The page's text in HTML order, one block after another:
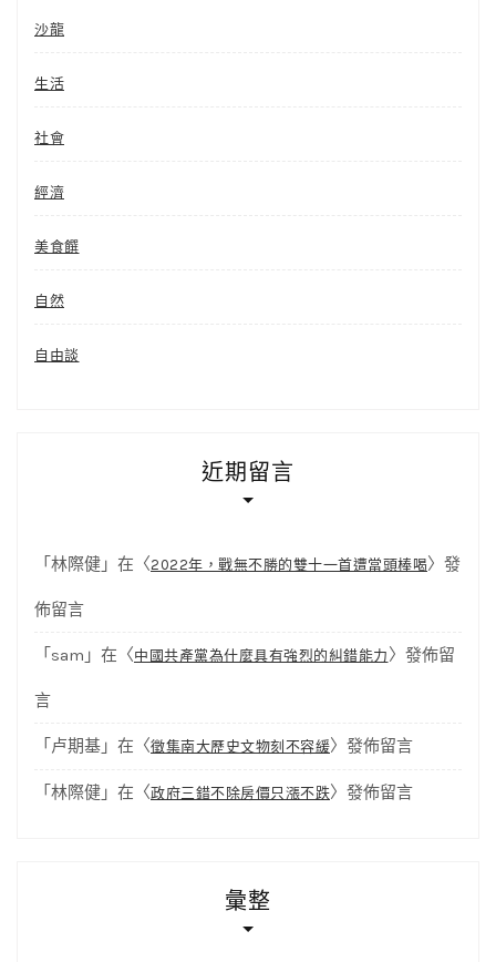
沙龍
生活
社會
經濟
美食饌
自然
自由談
近期留言
「 林際健 」在〈2022年，戰無不勝的雙十一首遭當頭棒喝〉發
佈留言
「 sam 」在〈中國共產黨為什麼具有強烈的糾錯能力 〉發佈留
言
「 卢期基 」在〈徵集南大歷史文物刻不容緩〉發佈留言
「 林際健 」在〈政府三錯不除房價只漲不跌〉發佈留言
彙整